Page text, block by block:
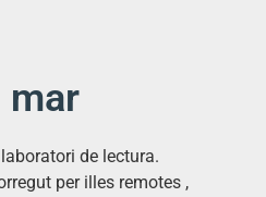
mar
de lectura.
per illes remotes ,